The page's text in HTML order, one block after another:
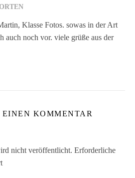
Klasse Fotos. sowas in der Art
auch noch vor. viele grüße aus der
EINEN KOMMENTAR
nicht veröffentlicht. Erforderliche